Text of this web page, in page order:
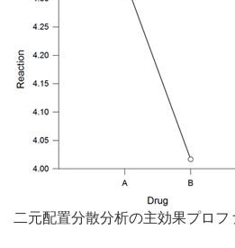
二元配置分散分析の主効果プロフ